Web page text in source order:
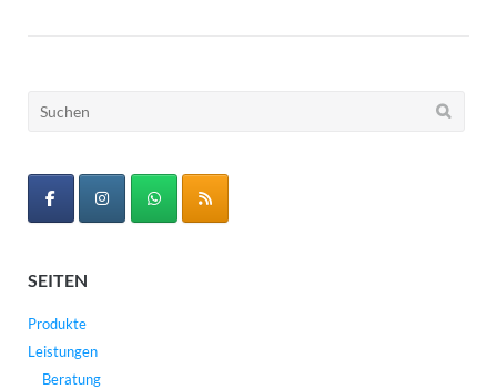
Suchen
SEITEN
Produkte
Leistungen
Beratung